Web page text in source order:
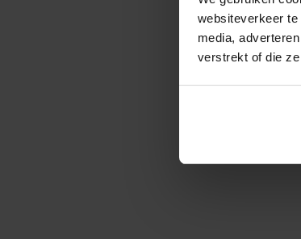
websiteverkeer
media,
verstrekt of die